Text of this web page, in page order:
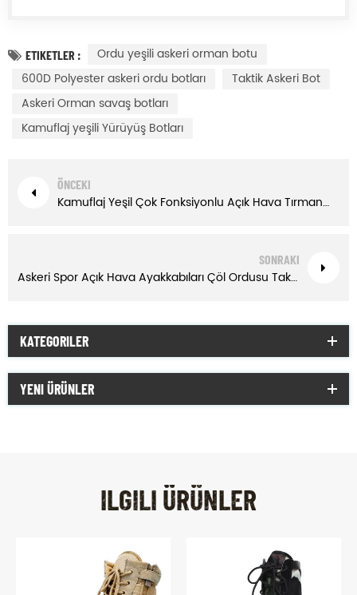
ETIKETLER :
Ordu yeşili askeri orman botu
600D Polyester askeri ordu botları
Taktik Askeri Bot
Askeri Orman savaş botları
Kamuflaj yeşili Yürüyüş Botları
ÖNCEKI
Kamuflaj Yeşil Çok Fonksiyonlu Açık Hava Tırmanma Savaş Ormanı Askeri Botları
SONRAKI
Askeri Spor Açık Hava Ayakkabıları Çöl Ordusu Taktik Orman Kısa Botları
KATEGORILER
YENI ÜRÜNLER
ILGILI ÜRÜNLER